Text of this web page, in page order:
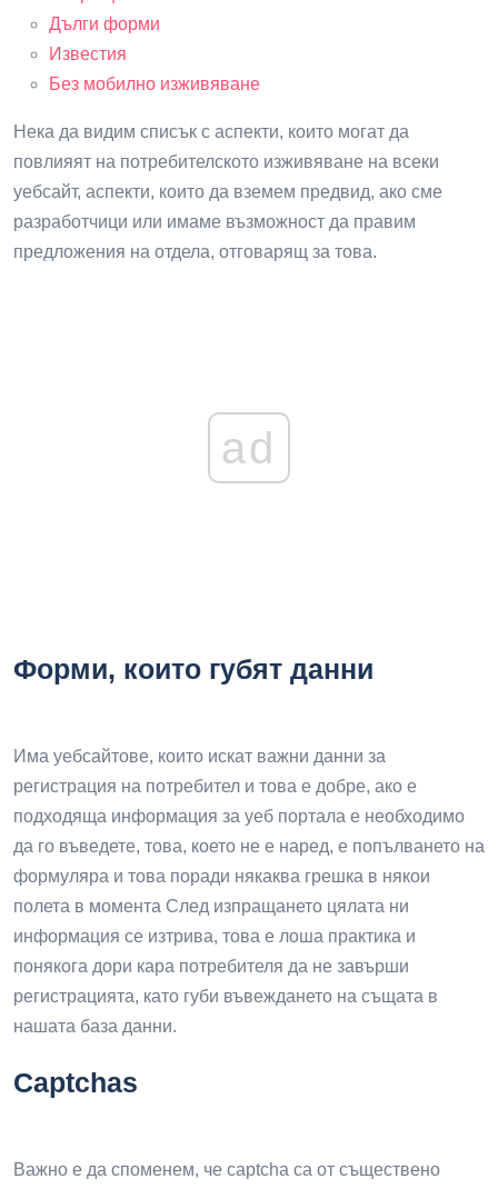
Дълги форми
Известия
Без мобилно изживяване
Нека да видим списък с аспекти, които могат да
повлияят на потребителското изживяване на всеки
уебсайт, аспекти, които да вземем предвид, ако сме
разработчици или имаме възможност да правим
предложения на отдела, отговарящ за това.
ad
Форми, които губят данни
Има уебсайтове, които искат важни данни за
регистрация на потребител и това е добре, ако е
подходяща информация за уеб портала е необходимо
да го въведете, това, което не е наред, е попълването на
формуляра и това поради някаква грешка в някои
полета в момента След изпращането цялата ни
информация се изтрива, това е лоша практика и
понякога дори кара потребителя да не завърши
регистрацията, като губи въвеждането на същата в
нашата база данни.
Captchas
Важно е да споменем, че captcha са от съществено